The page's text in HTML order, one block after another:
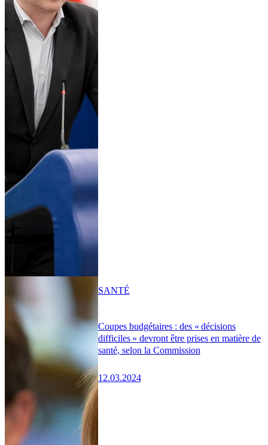
Coupes budgétaires : des « décisions
difficiles » devront être prises en matière de
santé, selon la Commission
12.03.2024
SANTÉ